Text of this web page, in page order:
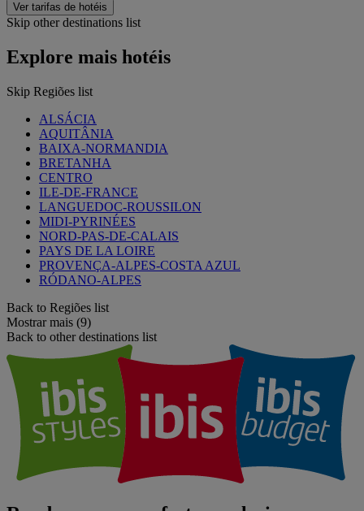
Ver tarifas de hotéis
Skip other destinations list
Explore mais hotéis
Skip Regiões list
ALSÁCIA
AQUITÂNIA
BAIXA-NORMANDIA
BRETANHA
CENTRO
ILE-DE-FRANCE
LANGUEDOC-ROUSSILON
MIDI-PYRINÉES
NORD-PAS-DE-CALAIS
PAYS DE LA LOIRE
PROVENÇA-ALPES-COSTA AZUL
RÓDANO-ALPES
Back to Regiões list
Mostrar mais (9)
Back to other destinations list